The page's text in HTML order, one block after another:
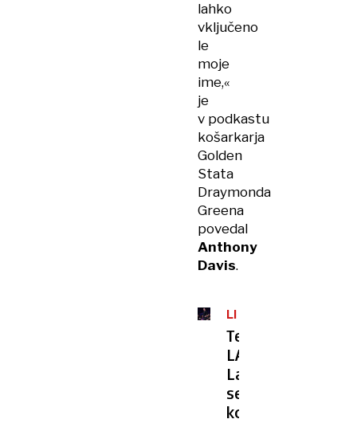
lahko
vključeno
le
moje
ime,«
je
v podkastu
košarkarja
Golden
Stata
Draymonda
Greena
povedal
Anthony
Davis.
LIGA
NBA
Težave
LA
Lakers
se
kopičijo